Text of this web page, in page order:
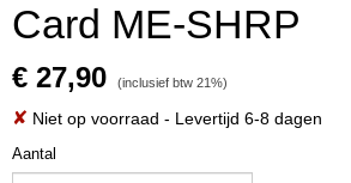
Card ME-SHRP
€ 27,90 (inclusief btw 21%)
✘ Niet op voorraad - Levertijd 6-8 dagen
Aantal